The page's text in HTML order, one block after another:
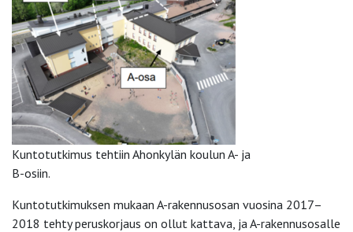
Kuntotutkimus tehtiin Ahonkylän koulun A- ja
B-osiin.
Kuntotutkimuksen mukaan A-rakennusosan vuosina 2017–
2018 tehty peruskorjaus on ollut kattava, ja A-rakennusosalle